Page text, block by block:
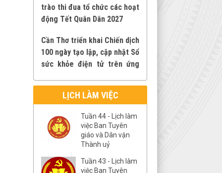
động Tết Quân Dân 2027
100 ngày tạo lập, cập nhật Sổ
sức khỏe điện tử trên ứng
dụng VNeID
Phát động phong trào thi
đua “Ba nhất: Kỷ luật nhất -
Trung thành nhất - Gần dân
nhất” trên địa bàn thành phố
Cần Thơ
100 ngày tạo lập, cập nhật Sổ
LỊCH LÀM VIỆC
Tuần 44 - Lịch làm
việc Ban Tuyên
giáo và Dân vận
Thành uỷ
Tuần 43 - Lịch làm
việc Ban Tuyên